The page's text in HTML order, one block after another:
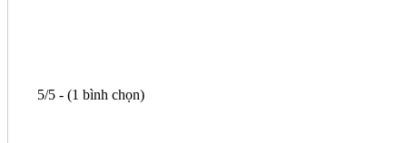
5/5 - (1 bình chọn)